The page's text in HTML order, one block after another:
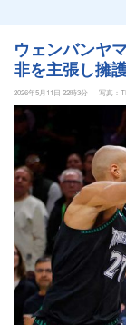
ウェンバンヤ
非を主張し擁
2026年5月11日 22時3分 写真：